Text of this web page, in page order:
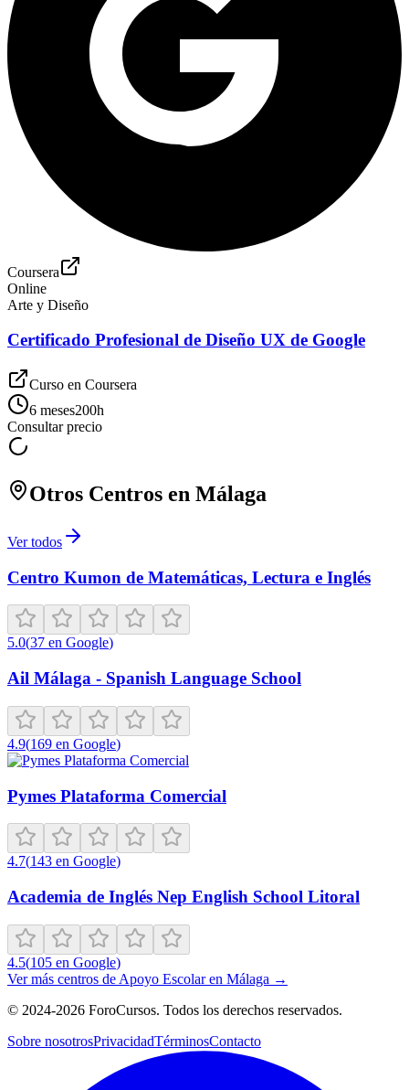
Coursera
Online
Arte y Diseño
Certificado Profesional de Diseño UX de Google
Curso en Coursera
6 meses200h
Consultar precio
Otros Centros en Málaga
Ver todos
Centro Kumon de Matemáticas, Lectura e Inglés
5.0(37 en Google)
Ail Málaga - Spanish Language School
4.9(169 en Google)
Pymes Plataforma Comercial
4.7(143 en Google)
Academia de Inglés Nep English School Litoral
4.5(105 en Google)
Ver más centros de Apoyo Escolaren Málaga →
© 2024-2026 ForoCursos. Todos los derechos reservados.
Sobre nosotrosPrivacidadTérminosContacto